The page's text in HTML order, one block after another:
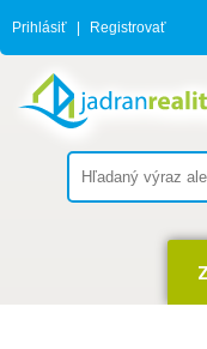
Prihlásiť Registrovať